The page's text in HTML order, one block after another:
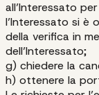
all’Interessato
l’Interessato si è
della verifica in
dell’Interessato;
g) chiedere la
h) ottenere la